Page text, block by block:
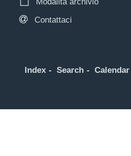
Modalità archivio
Contattaci
Index Search Calendar